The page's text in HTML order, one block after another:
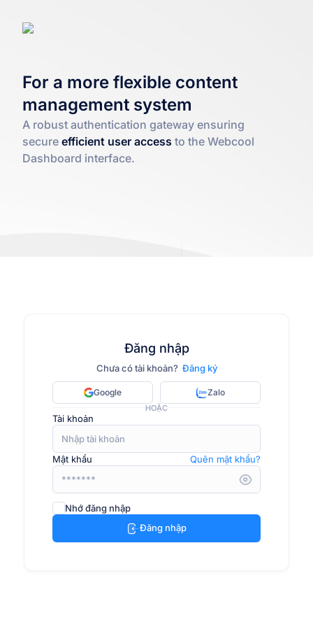
Đăng nhập
Chưa có tài khoản? Đăng ký
Google Zalo
HOẶC
Tài khoản
Mật khẩu Quên mật khẩu?
Nhớ đăng nhập
Đăng nhập
For a more flexible content
management system
A robust authentication gateway ensuring
secure efficient user access to the Webcool
Dashboard interface.